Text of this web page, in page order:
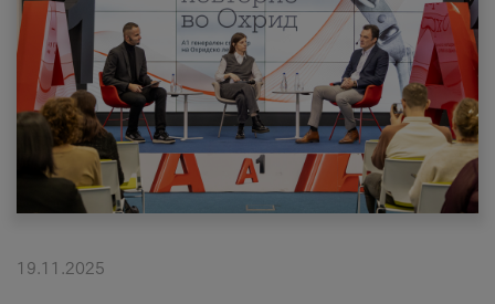
МК SQ
Приватни Деловни
Поддршка
Надополни кредит
19.11.2025